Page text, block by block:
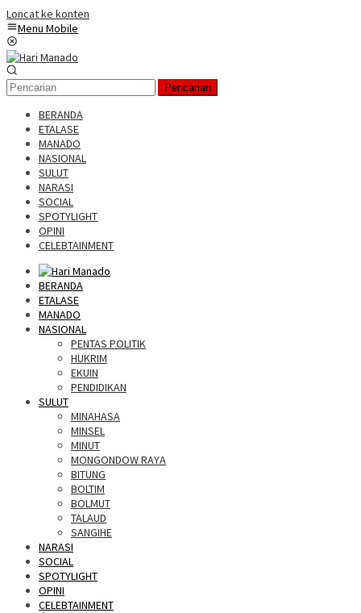
Loncat ke konten
Menu Mobile
Pencarian
BERANDA
ETALASE
MANADO
NASIONAL
SULUT
NARASI
SOCIAL
SPOTYLIGHT
OPINI
CELEBTAINMENT
BERANDA
ETALASE
MANADO
NASIONAL
PENTAS POLITIK
HUKRIM
EKUIN
PENDIDIKAN
SULUT
MINAHASA
MINSEL
MINUT
MONGONDOW RAYA
BITUNG
BOLTIM
BOLMUT
TALAUD
SANGIHE
NARASI
SOCIAL
SPOTYLIGHT
OPINI
CELEBTAINMENT